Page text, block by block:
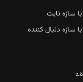
سازه ثابت
سازه دنبال کننده